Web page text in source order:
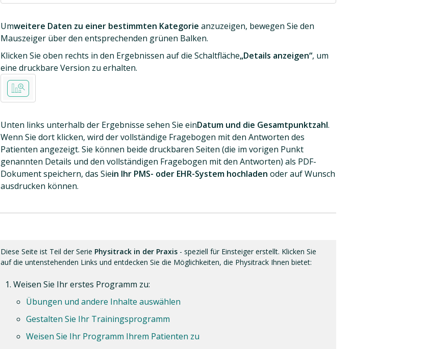
Umweitere Daten zu einer bestimmten Kategorie anzuzeigen, bewegen Sie den
Mauszeiger über den entsprechenden grünen Balken.
Klicken Sie oben rechts in den Ergebnissen auf die Schaltfläche„Details anzeigen“, um
eine druckbare Version zu erhalten.
Unten links unterhalb der Ergebnisse sehen Sie einDatum und die Gesamtpunktzahl.
Wenn Sie dort klicken, wird der vollständige Fragebogen mit den Antworten des
Patienten angezeigt. Sie können beide druckbaren Seiten (die im vorigen Punkt
genannten Details und den vollständigen Fragebogen mit den Antworten) als PDF-
Dokument speichern, das Siein Ihr PMS- oder EHR-System hochladen oder auf Wunsch
ausdrucken können.
Diese Seite ist Teil der Serie Physitrack in der Praxis- speziell für Einsteiger erstellt. Klicken Sie
auf die untenstehenden Links und entdecken Sie die Möglichkeiten, die Physitrack Ihnen bietet:
Weisen Sie Ihr erstes Programm zu:
Übungen und andere Inhalte auswählen
Gestalten Sie Ihr Trainingsprogramm
Weisen Sie Ihr Programm Ihrem Patienten zu